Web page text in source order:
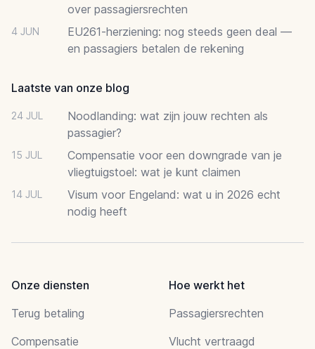
over passagiersrechten
4 JUN
EU261-herziening: nog steeds geen deal —
en passagiers betalen de rekening
Laatste van onze blog
24 JUL
Noodlanding: wat zijn jouw rechten als
passagier?
15 JUL
Compensatie voor een downgrade van je
vliegtuigstoel: wat je kunt claimen
14 JUL
Visum voor Engeland: wat u in 2026 echt
nodig heeft
Onze diensten
Terug betaling
Compensatie
Hoe werkt het
Passagiersrechten
Vlucht vertraagd